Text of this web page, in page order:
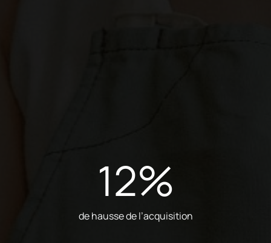
12%
de hausse de l’acquisition